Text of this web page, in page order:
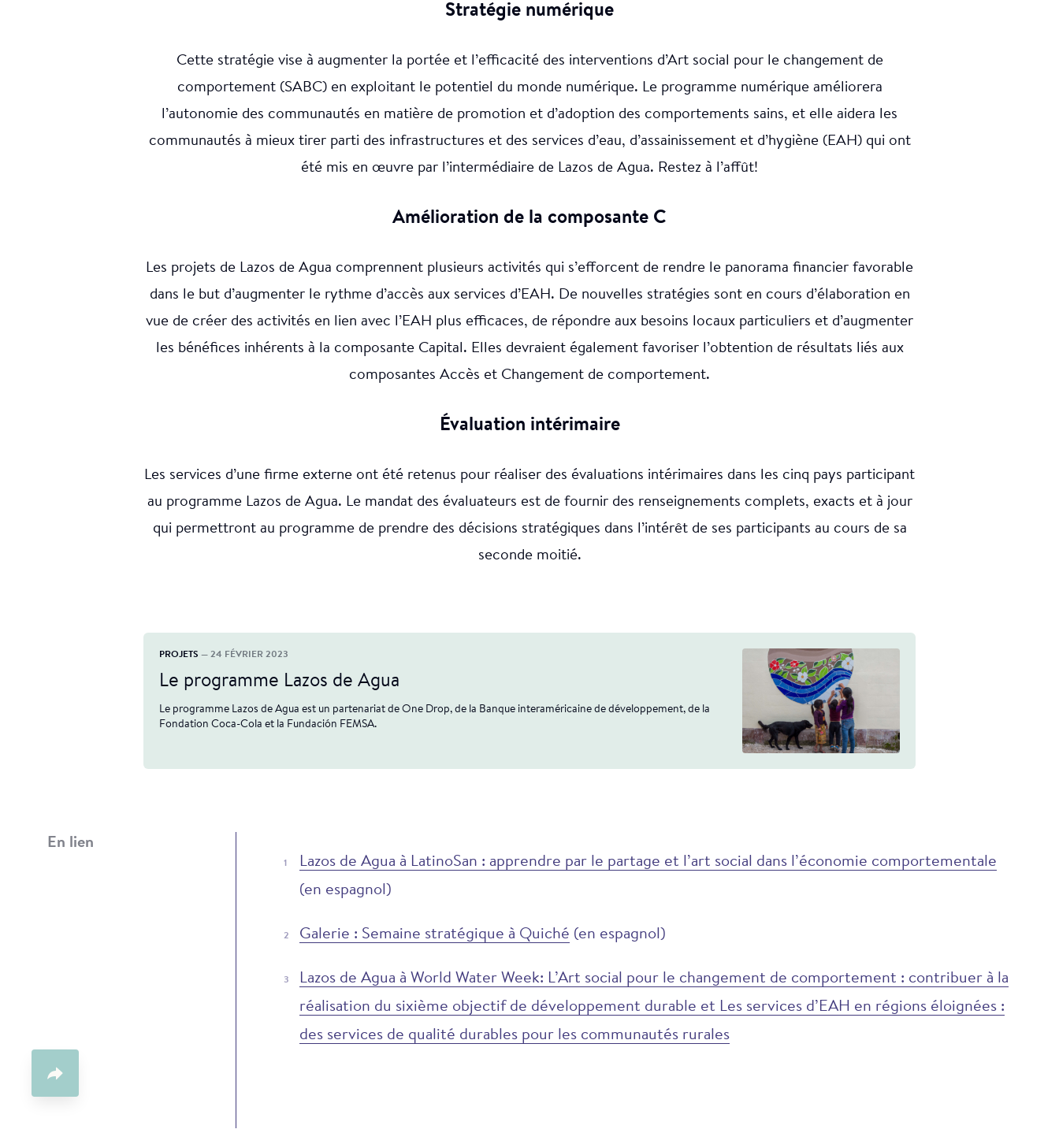
Stratégie numérique
Cette stratégie vise à augmenter la portée et l’efficacité des interventions d’Art social pour le changement de
comportement (SABC) en exploitant le potentiel du monde numérique. Le programme numérique améliorera
l’autonomie des communautés en matière de promotion et d’adoption des comportements sains, et elle aidera les
communautés à mieux tirer parti des infrastructures et des services d’eau, d’assainissement et d’hygiène (EAH) qui ont
été mis en œuvre par l’intermédiaire de Lazos de Agua. Restez à l’affût!
Amélioration de la composante C
Les projets de Lazos de Agua comprennent plusieurs activités qui s’efforcent de rendre le panorama financier favorable
dans le but d’augmenter le rythme d’accès aux services d’EAH. De nouvelles stratégies sont en cours d’élaboration en
vue de créer des activités en lien avec l’EAH plus efficaces, de répondre aux besoins locaux particuliers et d’augmenter
les bénéfices inhérents à la composante Capital. Elles devraient également favoriser l’obtention de résultats liés aux
composantes Accès et Changement de comportement.
Évaluation intérimaire
Les services d’une firme externe ont été retenus pour réaliser des évaluations intérimaires dans les cinq pays participant
au programme Lazos de Agua. Le mandat des évaluateurs est de fournir des renseignements complets, exacts et à jour
qui permettront au programme de prendre des décisions stratégiques dans l’intérêt de ses participants au cours de sa
seconde moitié.
PROJETS — 24 FÉVRIER 2023
Le programme Lazos de Agua
Le programme Lazos de Agua est un partenariat de One Drop, de la Banque interaméricaine de développement, de la
Fondation Coca-Cola et la Fundación FEMSA.
En lien
Lazos de Agua à LatinoSan : apprendre par le partage et l’art social dans l’économie comportementale
(en espagnol)
Galerie : Semaine stratégique à Quiché (en espagnol)
Lazos de Agua à World Water Week: L’Art social pour le changement de comportement : contribuer à la
réalisation du sixième objectif de développement durable et Les services d’EAH en régions éloignées :
des services de qualité durables pour les communautés rurales